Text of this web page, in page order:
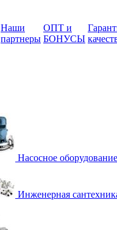
Наши
партнеры
ОПТ и
БОНУСЫ
Насосное оборудование
Инженерная